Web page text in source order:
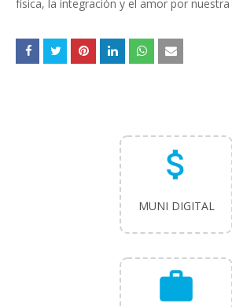
física, la integración y el amor por nuestra
attach_money
MUNI DIGITAL
work